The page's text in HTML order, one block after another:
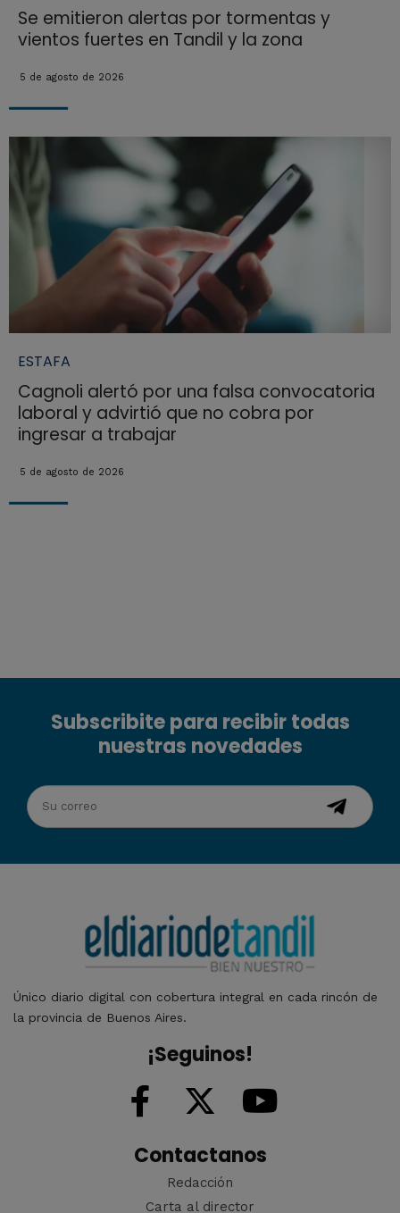
Se emitieron alertas por tormentas y
vientos fuertes en Tandil y la zona
5 de agosto de 2026
ESTAFA
Cagnoli alertó por una falsa convocatoria
laboral y advirtió que no cobra por
ingresar a trabajar
5 de agosto de 2026
Subscribite para recibir todas
nuestras novedades
Único diario digital con cobertura integral en cada rincón de
la provincia de Buenos Aires.
¡Seguinos!
Contactanos
Redacción
Carta al director